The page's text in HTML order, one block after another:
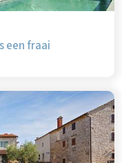
een fraai